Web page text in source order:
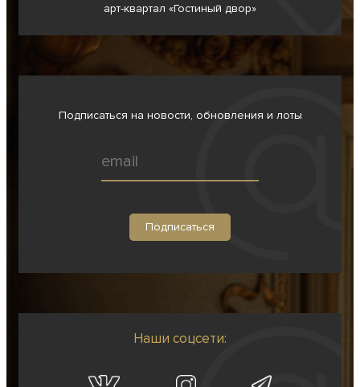
арт-квартал «Гостиный двор»
Подписаться на новости, обновления и лоты
Наши соцсети: